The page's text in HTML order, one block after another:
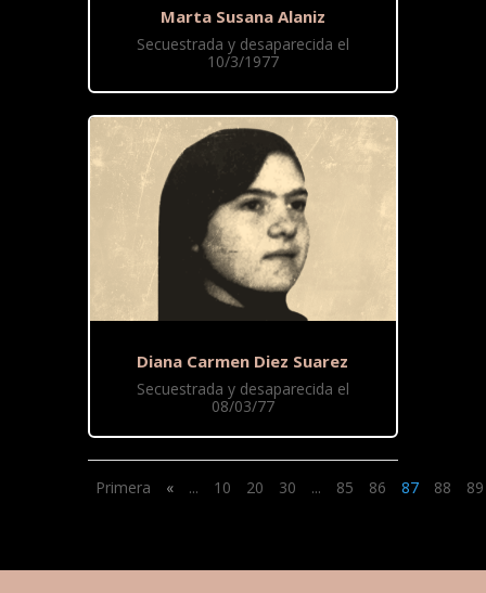
Marta Susana Alaniz
Secuestrada y desaparecida el
10/3/1977
Diana Carmen Diez Suarez
Secuestrada y desaparecida el
08/03/77
Primera « ... 10 20 30 ... 85 86 87 88 89